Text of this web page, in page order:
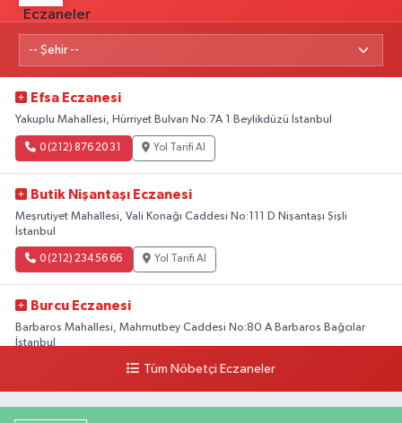
Efsa Eczanesi
Yakuplu Mahallesi, Hürriyet Bulvarı No:7A 1 Beylikdüzü İstanbul
0 (212) 876 20 31 Yol Tarifi Al
Butik Nişantaşı Eczanesi
Meşrutiyet Mahallesi, Vali Konağı Caddesi No:111 D Nişantaşı Şişli
İstanbul
0 (212) 234 56 66 Yol Tarifi Al
Burcu Eczanesi
Barbaros Mahallesi, Mahmutbey Caddesi No:80 A Barbaros Bağcılar
İstanbul
Yol Tarifi Al
Tuna Tillo Eczanesi
Tüm Nöbetçi Eczaneler